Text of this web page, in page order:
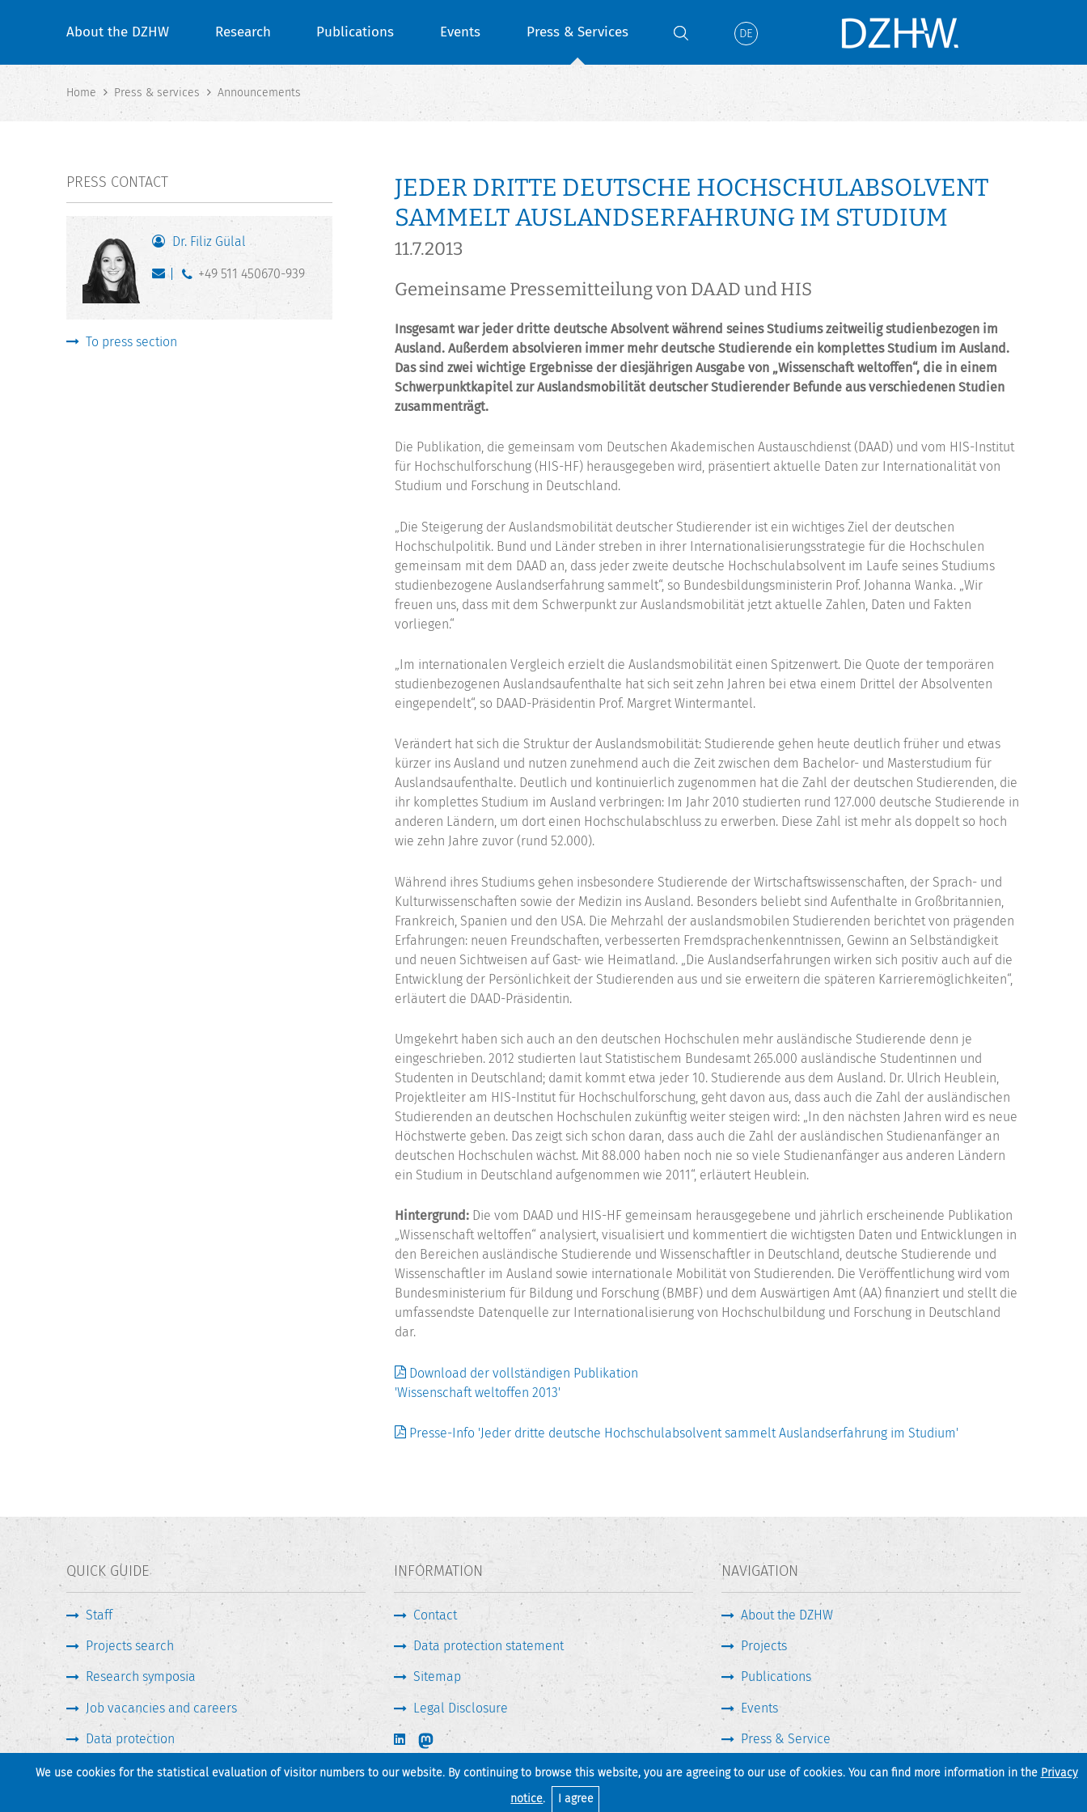
We use cookies for the statistical evaluation of visitor numbers to our website. By continuing to browse this website, you are agreeing to our use of cookies. You can find more information in the Privacy
notice. I agree
About the DZHW Research Publications Events Press & Services DE
Home Press & services Announcements
JEDER DRITTE DEUTSCHE HOCHSCHULABSOLVENT
SAMMELT AUSLANDSERFAHRUNG IM STUDIUM
11.7.2013
Gemeinsame Pressemitteilung von DAAD und HIS
Insgesamt war jeder dritte deutsche Absolvent während seines Studiums zeitweilig studienbezogen im
Ausland. Außerdem absolvieren immer mehr deutsche Studierende ein komplettes Studium im Ausland.
Das sind zwei wichtige Ergebnisse der diesjährigen Ausgabe von „Wissenschaft weltoffen“, die in einem
Schwerpunktkapitel zur Auslandsmobilität deutscher Studierender Befunde aus verschiedenen Studien
zusammenträgt.
Die Publikation, die gemeinsam vom Deutschen Akademischen Austauschdienst (DAAD) und vom HIS-Institut
für Hochschulforschung (HIS-HF) herausgegeben wird, präsentiert aktuelle Daten zur Internationalität von
Studium und Forschung in Deutschland.
„Die Steigerung der Auslandsmobilität deutscher Studierender ist ein wichtiges Ziel der deutschen
Hochschulpolitik. Bund und Länder streben in ihrer Internationalisierungsstrategie für die Hochschulen
gemeinsam mit dem DAAD an, dass jeder zweite deutsche Hochschulabsolvent im Laufe seines Studiums
studienbezogene Auslandserfahrung sammelt“, so Bundesbildungsministerin Prof. Johanna Wanka. „Wir
freuen uns, dass mit dem Schwerpunkt zur Auslandsmobilität jetzt aktuelle Zahlen, Daten und Fakten
vorliegen.“
„Im internationalen Vergleich erzielt die Auslandsmobilität einen Spitzenwert. Die Quote der temporären
studienbezogenen Auslandsaufenthalte hat sich seit zehn Jahren bei etwa einem Drittel der Absolventen
eingependelt“, so DAAD-Präsidentin Prof. Margret Wintermantel.
Verändert hat sich die Struktur der Auslandsmobilität: Studierende gehen heute deutlich früher und etwas
kürzer ins Ausland und nutzen zunehmend auch die Zeit zwischen dem Bachelor- und Masterstudium für
Auslandsaufenthalte. Deutlich und kontinuierlich zugenommen hat die Zahl der deutschen Studierenden, die
ihr komplettes Studium im Ausland verbringen: Im Jahr 2010 studierten rund 127.000 deutsche Studierende in
anderen Ländern, um dort einen Hochschulabschluss zu erwerben. Diese Zahl ist mehr als doppelt so hoch
wie zehn Jahre zuvor (rund 52.000).
Während ihres Studiums gehen insbesondere Studierende der Wirtschaftswissenschaften, der Sprach- und
Kulturwissenschaften sowie der Medizin ins Ausland. Besonders beliebt sind Aufenthalte in Großbritannien,
Frankreich, Spanien und den USA. Die Mehrzahl der auslandsmobilen Studierenden berichtet von prägenden
Erfahrungen: neuen Freundschaften, verbesserten Fremdsprachenkenntnissen, Gewinn an Selbständigkeit
und neuen Sichtweisen auf Gast- wie Heimatland. „Die Auslandserfahrungen wirken sich positiv auch auf die
Entwicklung der Persönlichkeit der Studierenden aus und sie erweitern die späteren Karrieremöglichkeiten“,
erläutert die DAAD-Präsidentin.
Umgekehrt haben sich auch an den deutschen Hochschulen mehr ausländische Studierende denn je
eingeschrieben. 2012 studierten laut Statistischem Bundesamt 265.000 ausländische Studentinnen und
Studenten in Deutschland; damit kommt etwa jeder 10. Studierende aus dem Ausland. Dr. Ulrich Heublein,
Projektleiter am HIS-Institut für Hochschulforschung, geht davon aus, dass auch die Zahl der ausländischen
Studierenden an deutschen Hochschulen zukünftig weiter steigen wird: „In den nächsten Jahren wird es neue
Höchstwerte geben. Das zeigt sich schon daran, dass auch die Zahl der ausländischen Studienanfänger an
deutschen Hochschulen wächst. Mit 88.000 haben noch nie so viele Studienanfänger aus anderen Ländern
ein Studium in Deutschland aufgenommen wie 2011“, erläutert Heublein.
Hintergrund: Die vom DAAD und HIS-HF gemeinsam herausgegebene und jährlich erscheinende Publikation
„Wissenschaft weltoffen“ analysiert, visualisiert und kommentiert die wichtigsten Daten und Entwicklungen in
den Bereichen ausländische Studierende und Wissenschaftler in Deutschland, deutsche Studierende und
Wissenschaftler im Ausland sowie internationale Mobilität von Studierenden. Die Veröffentlichung wird vom
Bundesministerium für Bildung und Forschung (BMBF) und dem Auswärtigen Amt (AA) finanziert und stellt die
umfassendste Datenquelle zur Internationalisierung von Hochschulbildung und Forschung in Deutschland
dar.
Download der vollständigen Publikation
'Wissenschaft weltoffen 2013'
Presse-Info 'Jeder dritte deutsche Hochschulabsolvent sammelt Auslandserfahrung im Studium'
PRESS CONTACT
Dr. Filiz Gülal
+49 511 450670-939
To press section
QUICK GUIDE
Staff
Projects search
Research symposia
Job vacancies and careers
Data protection
INFORMATION
Contact
Data protection statement
Sitemap
Legal Disclosure
NAVIGATION
About the DZHW
Projects
Publications
Events
Press & Service
Back to top